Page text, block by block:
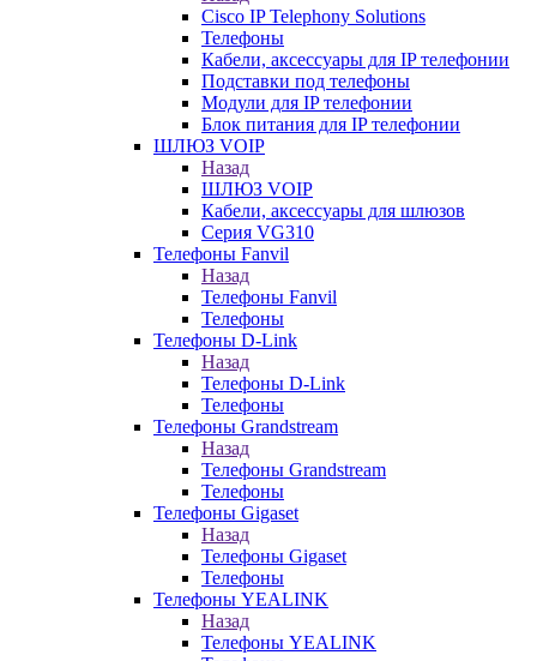
Cisco IP Telephony Solutions
Телефоны
Кабели, аксессуары для IP телефонии
Подставки под телефоны
Модули для IP телефонии
Блок питания для IP телефонии
ШЛЮЗ VOIP
Назад
ШЛЮЗ VOIP
Кабели, аксессуары для шлюзов
Серия VG310
Телефоны Fanvil
Назад
Телефоны Fanvil
Телефоны
Телефоны D-Link
Назад
Телефоны D-Link
Телефоны
Телефоны Grandstream
Назад
Телефоны Grandstream
Телефоны
Телефоны Gigaset
Назад
Телефоны Gigaset
Телефоны
Телефоны YEALINK
Назад
Телефоны YEALINK